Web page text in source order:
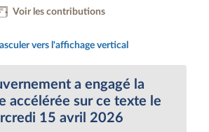
Voir les contributions
vers l'affichage vertical
a engagé la
accélérée sur ce texte le
15 avril 2026